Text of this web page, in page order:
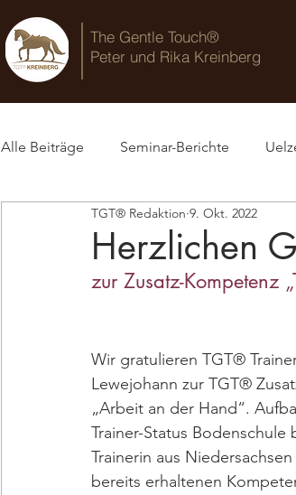
The Gentle Touch®
Peter und Rika Kreinberg
Alle Beiträge Seminar-Berichte
TGT® Blog
Herzlichen
TGT® Redaktion 9. Okt. 2022
zur Zusatz-Kompetenz
Wir gratulieren TGT®
Lewejohann zur TGT®
„Arbeit an der Hand“.
Trainer-Status Bodenschule
Trainerin aus
bereits erhaltenen